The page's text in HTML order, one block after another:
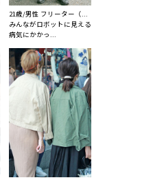
21歳/男性 フリーター（...
みんながロボットに見える
病気にかかっ...